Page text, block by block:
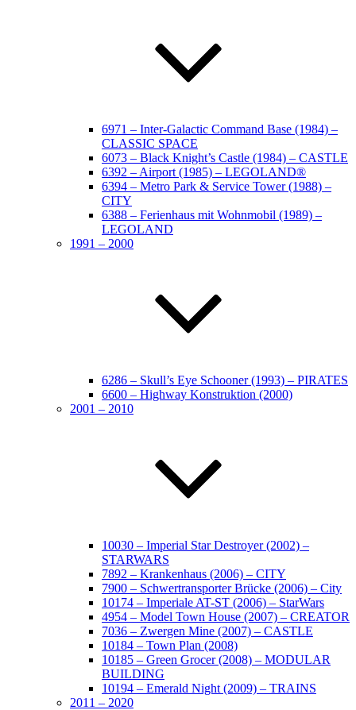
6971 – Inter-Galactic Command Base (1984) –
CLASSIC SPACE
6073 – Black Knight’s Castle (1984) – CASTLE
6392 – Airport (1985) – LEGOLAND®
6394 – Metro Park & Service Tower (1988) –
CITY
6388 – Ferienhaus mit Wohnmobil (1989) –
LEGOLAND
1991 – 2000
6286 – Skull’s Eye Schooner (1993) – PIRATES
6600 – Highway Konstruktion (2000)
2001 – 2010
10030 – Imperial Star Destroyer (2002) –
STARWARS
7892 – Krankenhaus (2006) – CITY
7900 – Schwertransporter Brücke (2006) – City
10174 – Imperiale AT-ST (2006) – StarWars
4954 – Model Town House (2007) – CREATOR
7036 – Zwergen Mine (2007) – CASTLE
10184 – Town Plan (2008)
10185 – Green Grocer (2008) – MODULAR
BUILDING
10194 – Emerald Night (2009) – TRAINS
2011 – 2020